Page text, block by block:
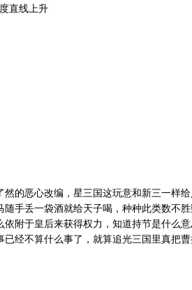
直线上升
的恶心改编，星三国这玩意和新三一样
手丢一袋酒就给天子喝，种种此类数不
附于皇后来获得权力，知道持节是什么
经不算什么事了，就算追光三国里真把